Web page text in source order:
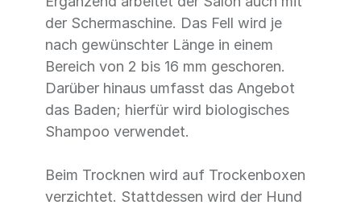
der Schermaschine. Das Fell wird je
nach gewünschter Länge in einem
Bereich von 2 bis 16 mm geschoren.
Darüber hinaus umfasst das Angebot
das Baden; hierfür wird biologisches
Shampoo verwendet.
Beim Trocknen wird auf Trockenboxen
verzichtet. Stattdessen wird der Hund